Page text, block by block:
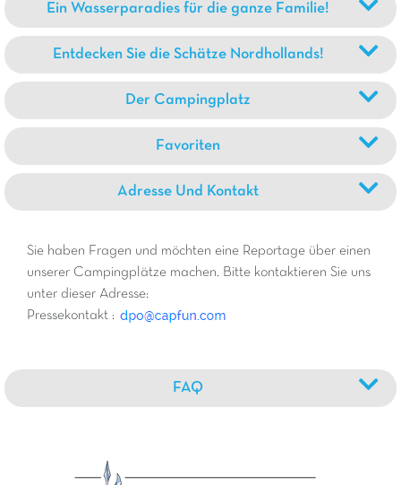
Ein Wasserparadies für die ganze Familie!
Entdecken Sie die Schätze Nordhollands!
Der Campingplatz
Favoriten
Adresse Und Kontakt
Sie haben Fragen und möchten eine Reportage über einen
unserer Campingplätze machen. Bitte kontaktieren Sie uns
unter dieser Adresse:
Pressekontakt :
FAQ